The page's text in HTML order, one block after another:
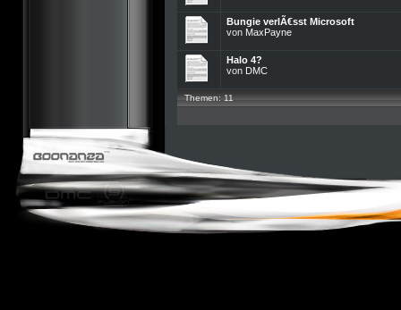
Bungie verlÃ€sst Microsoft
von MaxPayne
Halo 4?
von DMC
Themen: 11